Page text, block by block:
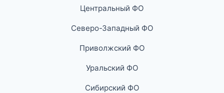
Центральный ФО
Северо-Западный ФО
Приволжский ФО
Уральский ФО
Сибирский ФО